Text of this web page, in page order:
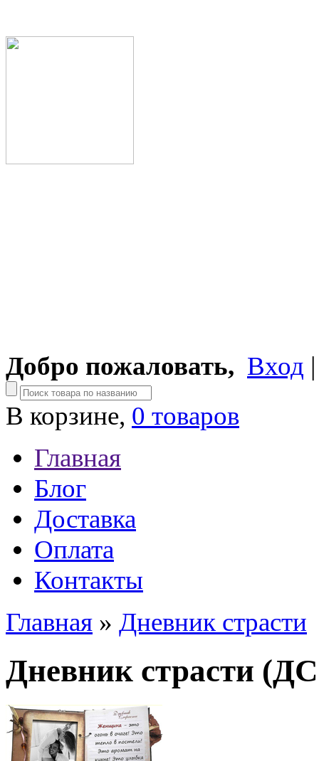
Добро пожаловать, Вход
В корзине, 0 товаров
Главная
Блог
Доставка
Оплата
Контакты
Главная » Дневник страсти
Дневник страсти